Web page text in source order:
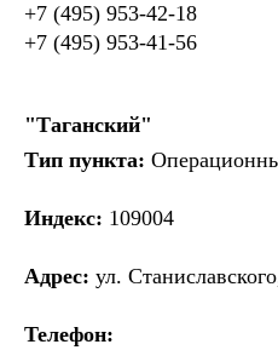
+7 (495) 953-42-18
+7 (495) 953-41-56
"Таганский"
Тип пункта:
Индекс: 109004
Адрес: ул.
Телефон: